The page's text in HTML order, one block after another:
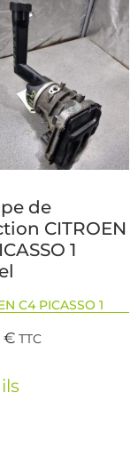
de
CITROEN
1
C4 PICASSO 1
€ TTC